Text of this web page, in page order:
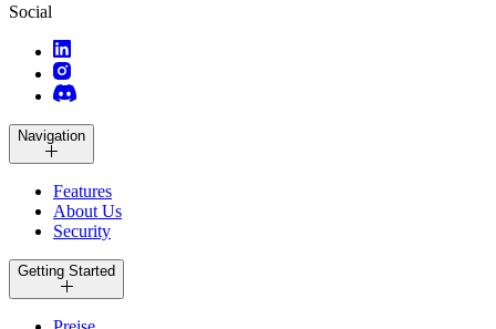
Social
Navigation
Features
About Us
Security
Getting Started